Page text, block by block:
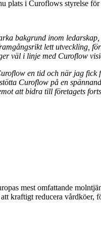
plats i Curoflows styrelse
bakgrund inom
lett utveckling,
väl i linje med Curoflow
en tid och när jag
Curoflow på en
att bidra till företagets
mest omfattande
kraftigt reducera vårdköer,